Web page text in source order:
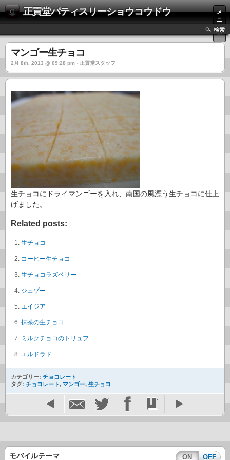
正貢堂パティスリーショウコウドウ
メ
ニ
ュ
ー
検索
マンゴー生チョコ
2月 8th, 2013 @ 09:28 pm › 正貢堂スタッフ
生チョコにドライマンゴーを入れ、南国の風漂う生チョコに仕上
げました。
Related posts:
生チョコ
コーヒー生チョコ
生チョコラズベリー
ジュゾー
エイジア
抹茶の生チョコ
ミルクチョコのトリュフ
エルドラド
カテゴリー: チョコレート
タグ: チョコレート, マンゴー, 生チョコ
モバイルテーマ ON OFF